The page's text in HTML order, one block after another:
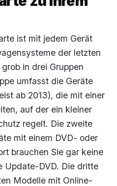
ist mit jedem Gerät
der letzten
in drei Gruppen
umfasst die Geräte
ab 2013), die mit einer
auf der ein kleiner
regelt. Die zweite
mit einem DVD- oder
brauchen Sie gar keine
Update-DVD. Die dritte
Modelle mit Online-